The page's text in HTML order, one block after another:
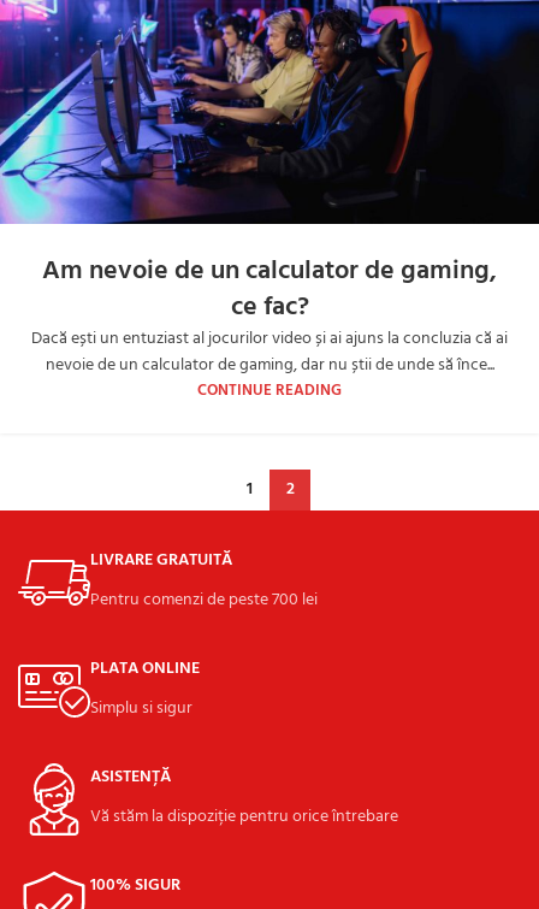
Am nevoie de un calculator de gaming,
ce fac?
Dacă ești un entuziast al jocurilor video și ai ajuns la concluzia că ai
nevoie de un calculator de gaming, dar nu știi de unde să înce...
CONTINUE READING
1 2
LIVRARE GRATUITĂ
Pentru comenzi de peste 700 lei
PLATA ONLINE
Simplu si sigur
ASISTENȚĂ
Vă stăm la dispoziție pentru orice întrebare
100% SIGUR